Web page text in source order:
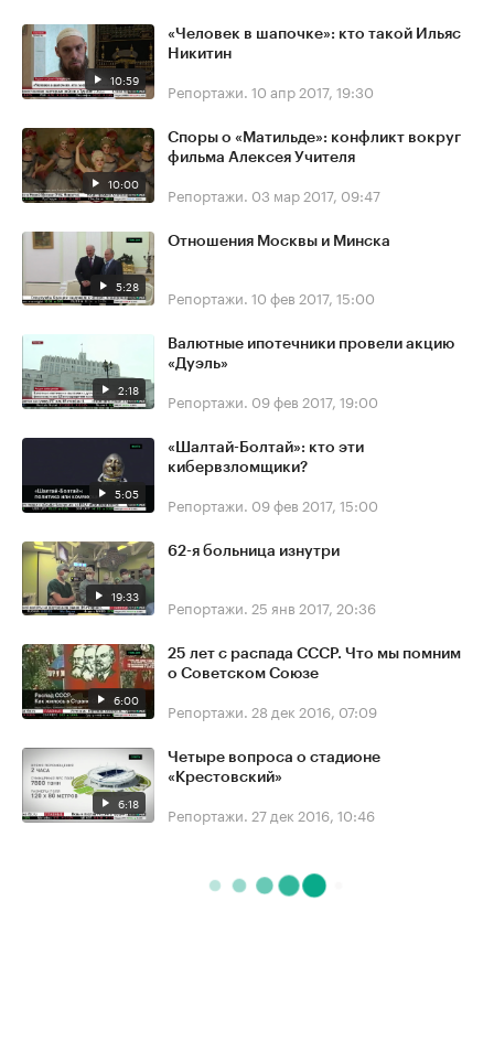
10:59
«Человек в шапочке»: кто такой Ильяс
Никитин
Репортажи. 10 апр 2017, 19:30
10:00
Споры о «Матильде»: конфликт вокруг
фильма Алексея Учителя
Репортажи. 03 мар 2017, 09:47
5:28
Отношения Москвы и Минска
Репортажи. 10 фев 2017, 15:00
2:18
Валютные ипотечники провели акцию
«Дуэль»
Репортажи. 09 фев 2017, 19:00
5:05
«Шалтай-Болтай»: кто эти
кибервзломщики?
Репортажи. 09 фев 2017, 15:00
19:33
62-я больница изнутри
Репортажи. 25 янв 2017, 20:36
6:00
25 лет с распада СССР. Что мы помним
о Советском Союзе
Репортажи. 28 дек 2016, 07:09
6:18
Четыре вопроса о стадионе
«Крестовский»
Репортажи. 27 дек 2016, 10:46